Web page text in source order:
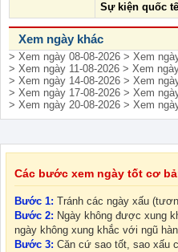
Sự kiện quốc tế
Xem ngày khác
> Xem ngày 08-08-2026 > Xem
> Xem ngày 11-08-2026 > Xem
> Xem ngày 14-08-2026 > Xem
> Xem ngày 17-08-2026 > Xem
> Xem ngày 20-08-2026 > Xem
Các bước xem ngày tốt cơ
Bước 1: Tránh các ngày xấu
Bước 2: Ngày không được xung
ngày không xung khắc với ngũ
Bước 3: Căn cứ sao tốt, sao xấu